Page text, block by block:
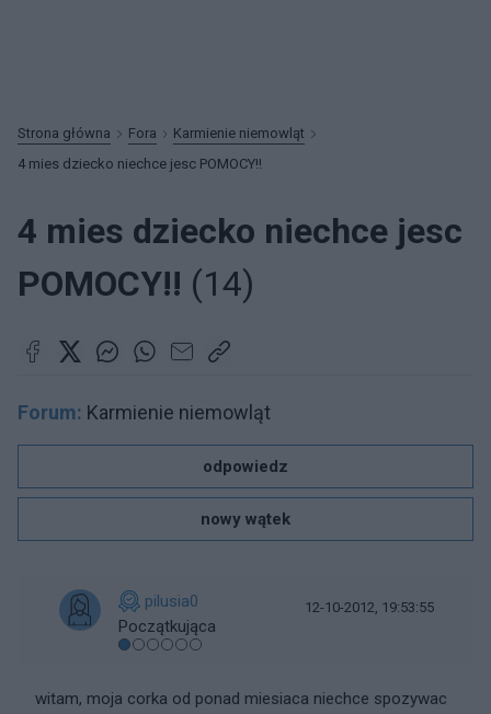
Strona główna Fora
Karmienie niemowląt
4 mies dziecko niechce jesc POMOCY!!
4 mies dziecko niechce jesc
POMOCY!! (14)
Forum: Karmienie niemowląt
odpowiedz
nowy wątek
pilusia0
Początkująca
12-10-2012, 19:53:55
witam, moja corka od ponad miesiaca niechce spozywac